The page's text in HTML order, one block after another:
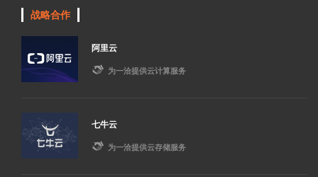
战略合作
阿里云
 为一洽提供云计算服务
七牛云
 为一洽提供云存储服务